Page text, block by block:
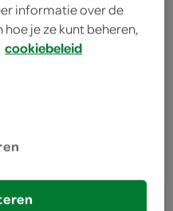
bruisend
smaak, dankzij de
druiven en zure
informatie over de
je ze kunt beheren,
cookiebeleid